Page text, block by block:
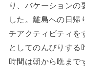
り、バケーションの
した。離島への日帰
チアクティビティを
としてのんびりする
時間は朝から晩まで